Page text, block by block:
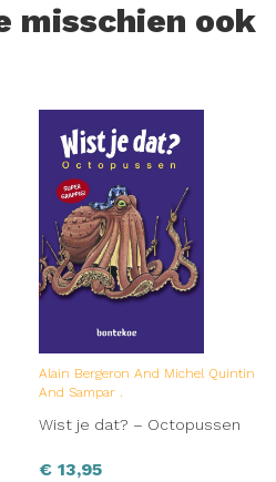
misschien ook
Alain Bergeron And Michel Quintin
And Sampar .
Wist je dat? – Octopussen
€ 13,95